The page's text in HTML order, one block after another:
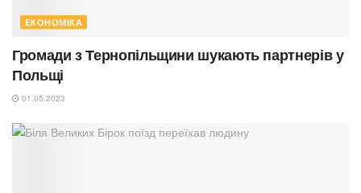
ЕКОНОМІКА
Громади з Тернопільщини шукають партнерів у
Польщі
01.05.2023